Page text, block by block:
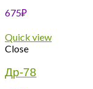
675₽
Quick view
Close
Др-78